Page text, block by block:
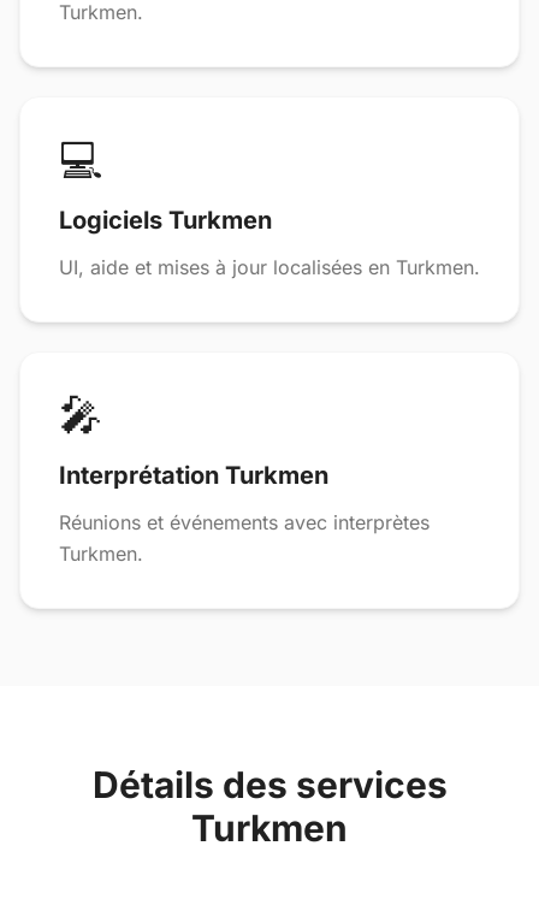
Turkmen.
💻
Logiciels Turkmen
UI, aide et mises à jour localisées en Turkmen.
🎤
Interprétation Turkmen
Réunions et événements avec interprètes
Turkmen.
Détails des services
Turkmen